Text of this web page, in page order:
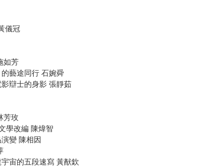
儀冠
如芳
藝途同行 石婉舜
辯士的身影 張靜茹
芳玫
學改編 陳煒智
變 陳相因
宙的五段速寫 黃猷欽